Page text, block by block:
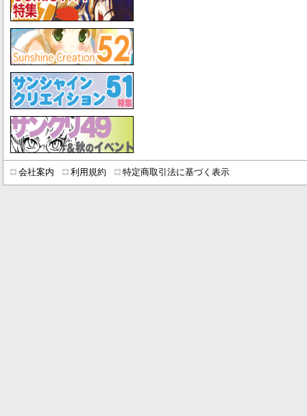
会社案内 利用規約 特定商取引法に基づく表示